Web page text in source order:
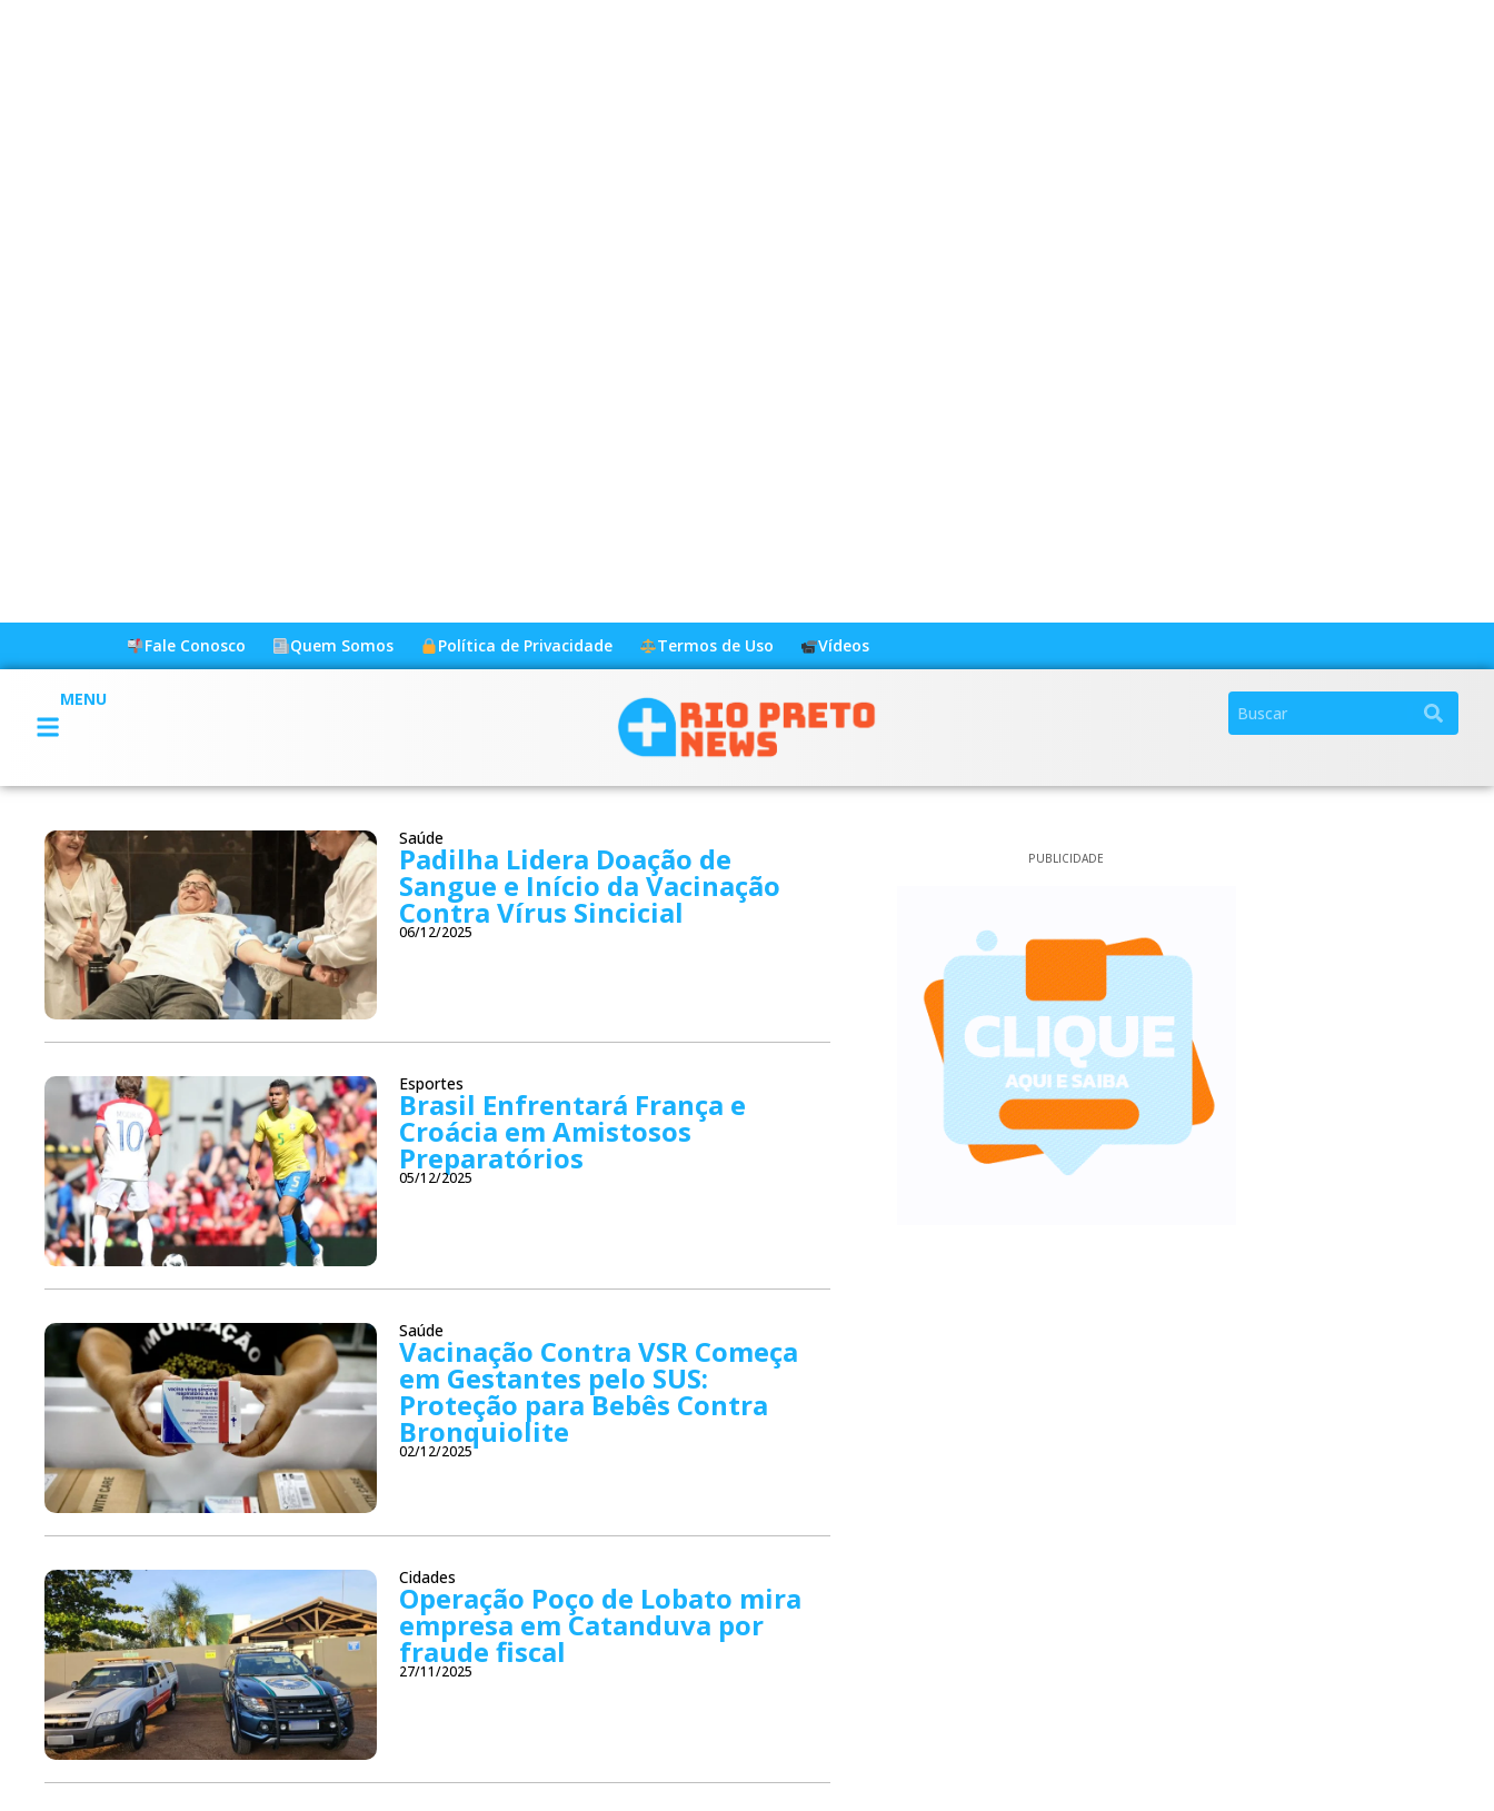
Fale Conosco Quem Somos Política de Privacidade Termos de Uso Vídeos
MENU
Saúde
Padilha Lidera Doação de
Sangue e Início da Vacinação
Contra Vírus Sincicial
06/12/2025
Esportes
Brasil Enfrentará França e
Croácia em Amistosos
Preparatórios
05/12/2025
Saúde
Vacinação Contra VSR Começa
em Gestantes pelo SUS:
Proteção para Bebês Contra
Bronquiolite
02/12/2025
Cidades
Operação Poço de Lobato mira
empresa em Catanduva por
fraude fiscal
27/11/2025
PUBLICIDADE